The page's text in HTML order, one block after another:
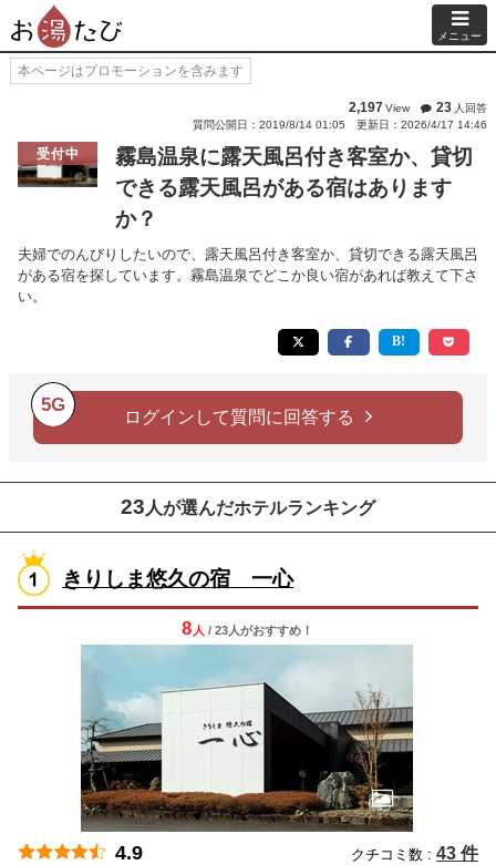
メニュー
本ページはプロモーションを含みます
2,197View 23 人回答
質問公開日：2019/8/14 01:05
更新日：2026/4/17 14:46
受付中
霧島温泉に露天風呂付き客室か、貸切
できる露天風呂がある宿はあります
か？
夫婦でのんびりしたいので、露天風呂付き客室か、貸切できる露天風呂
がある宿を探しています。霧島温泉でどこか良い宿があれば教えて下さ
い。
5G
ログインして質問に回答する
23 人が選んだホテルランキング
きりしま悠久の宿 一心
8 人 / 23人がおすすめ！
4.9 クチコミ数 : 43 件